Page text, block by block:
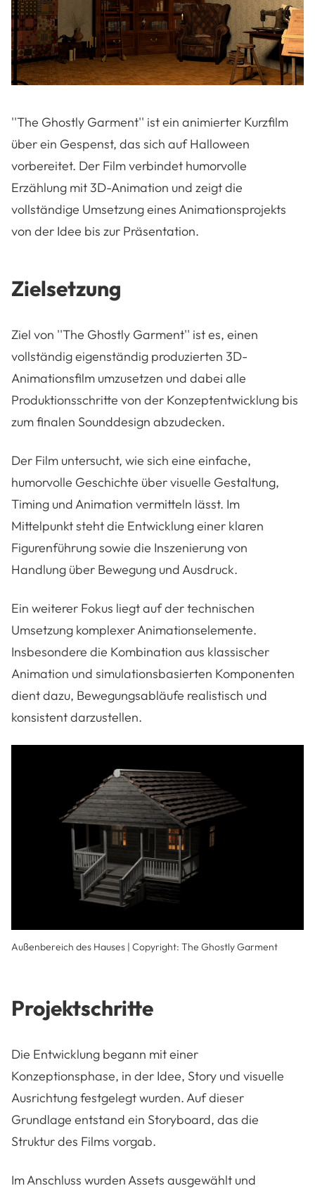
''The Ghostly Garment'' ist ein animierter Kurzfilm
über ein Gespenst, das sich auf Halloween
vorbereitet. Der Film verbindet humorvolle
Erzählung mit 3D-Animation und zeigt die
vollständige Umsetzung eines Animationsprojekts
von der Idee bis zur Präsentation.
Zielsetzung
Ziel von ''The Ghostly Garment'' ist es, einen
vollständig eigenständig produzierten 3D-
Animationsfilm umzusetzen und dabei alle
Produktionsschritte von der Konzeptentwicklung bis
zum finalen Sounddesign abzudecken.
Der Film untersucht, wie sich eine einfache,
humorvolle Geschichte über visuelle Gestaltung,
Timing und Animation vermitteln lässt. Im
Mittelpunkt steht die Entwicklung einer klaren
Figurenführung sowie die Inszenierung von
Handlung über Bewegung und Ausdruck.
Ein weiterer Fokus liegt auf der technischen
Umsetzung komplexer Animationselemente.
Insbesondere die Kombination aus klassischer
Animation und simulationsbasierten Komponenten
dient dazu, Bewegungsabläufe realistisch und
konsistent darzustellen.
Außenbereich des Hauses | Copyright: The Ghostly Garment
Projektschritte
Die Entwicklung begann mit einer
Konzeptionsphase, in der Idee, Story und visuelle
Ausrichtung festgelegt wurden. Auf dieser
Grundlage entstand ein Storyboard, das die
Struktur des Films vorgab.
Im Anschluss wurden Assets ausgewählt und